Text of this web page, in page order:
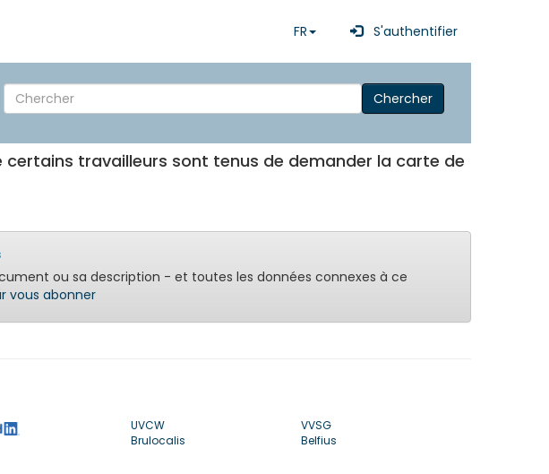
FR S'authentifier
Chercher
certains travailleurs sont tenus de demander la carte de
ou sa description - et toutes les données connexes à ce
vous abonner
UVCW
Brulocalis
VVSG
Belfius